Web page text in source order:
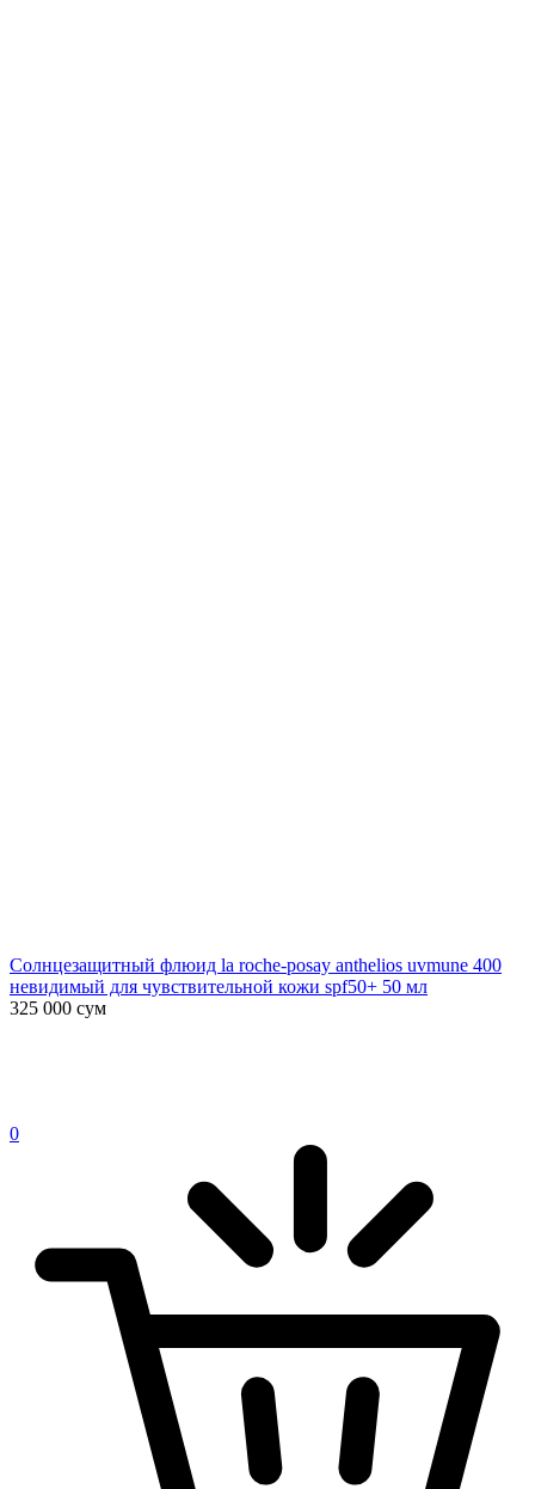
Солнцезащитный флюид la roche-posay anthelios uvmune 400
невидимый для чувствительной кожи spf50+ 50 мл
325 000 сум
0